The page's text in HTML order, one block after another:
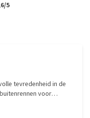
5
tevredenheid in de
voor
door roestige